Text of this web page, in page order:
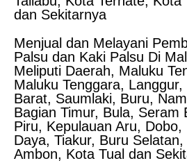
dan Sekitarnya
Menjual dan Melayani
Palsu dan Kaki Palsu Di
Meliputi Daerah, Maluku
Maluku Tenggara,
Barat, Saumlaki, Buru,
Bagian Timur, Bula, Seram
Piru, Kepulauan Aru,
Daya, Tiakur, Buru
Ambon, Kota Tual dan